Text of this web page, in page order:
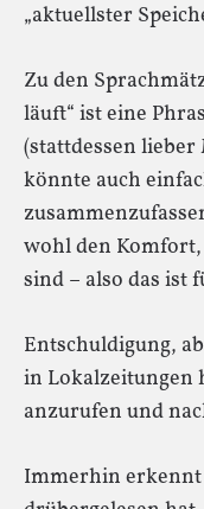
„aktuellster
Zu den
läuft“ ist eine
(stattdessen
könnte auch
wohl den
sind – also das ist
Entschuldigung,
in Lokalzeitungen
anzurufen und
Immerhin erkennt